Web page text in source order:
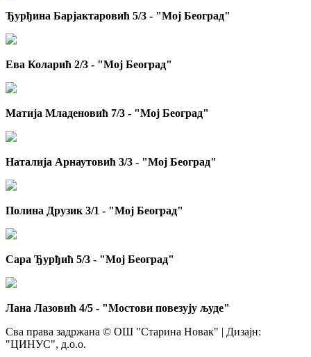
Ђурђина Барјактаровић 5/3 - "Мој Београд"
Ева Коларић 2/3 - "Мој Београд"
Матија Младеновић 7/3 - "Мој Београд"
Наталија Арнаутовић 3/3 - "Мој Београд"
Полина Друзик 3/1 - "Мој Београд"
Сара Ђурђић 5/3 - "Мој Београд"
Лана Лазовић 4/5 - "Мостови повезују људе"
Сва права задржана © ОШ "Старина Новак" | Дизајн:
"ЦИНУС", д.о.о.